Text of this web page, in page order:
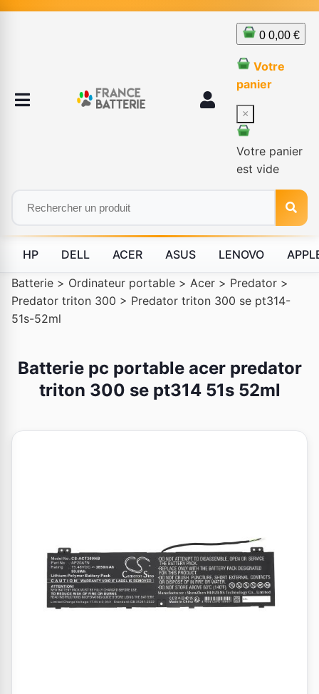
0 0,00 €
Votre
panier
×
Votre panier
est vide
HP DELL ACER ASUS LENOVO
Batterie > Ordinateur portable > Acer > Predator >
Predator triton 300 > Predator triton 300 se pt314-
51s-52ml
Batterie pc portable acer predator
triton 300 se pt314 51s 52ml